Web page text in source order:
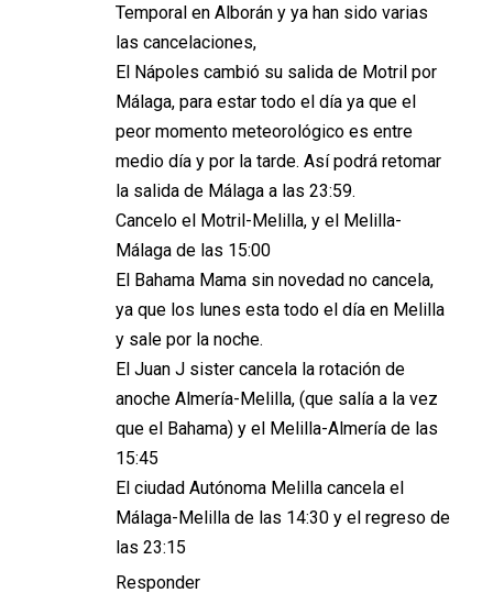
Temporal en Alborán y ya han sido varias
las cancelaciones,
El Nápoles cambió su salida de Motril por
Málaga, para estar todo el día ya que el
peor momento meteorológico es entre
medio día y por la tarde. Así podrá retomar
la salida de Málaga a las 23:59.
Cancelo el Motril-Melilla, y el Melilla-
Málaga de las 15:00
El Bahama Mama sin novedad no cancela,
ya que los lunes esta todo el día en Melilla
y sale por la noche.
El Juan J sister cancela la rotación de
anoche Almería-Melilla, (que salía a la vez
que el Bahama) y el Melilla-Almería de las
15:45
El ciudad Autónoma Melilla cancela el
Málaga-Melilla de las 14:30 y el regreso de
las 23:15
Responder